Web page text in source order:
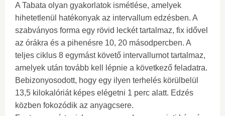
A Tabata olyan gyakorlatok ismétlése, amelyek
hihetetlenül hatékonyak az intervallum edzésben. A
szabványos forma egy rövid leckét tartalmaz, fix idővel
az órákra és a pihenésre 10, 20 másodpercben. A
teljes ciklus 8 egymást követő intervallumot tartalmaz,
amelyek után tovább kell lépnie a következő feladatra.
Bebizonyosodott, hogy egy ilyen terhelés körülbelül
13,5 kilokalóriát képes elégetni 1 perc alatt. Edzés
közben fokozódik az anyagcsere.